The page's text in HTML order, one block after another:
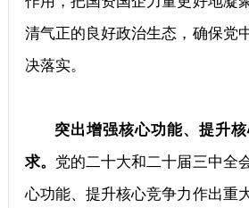
清气正的良好政治生态，确保党
决落实。
突出增强核心功能、提升
求。 党的二十大和二十届三中全
心功能、提升核心竞争力作出重